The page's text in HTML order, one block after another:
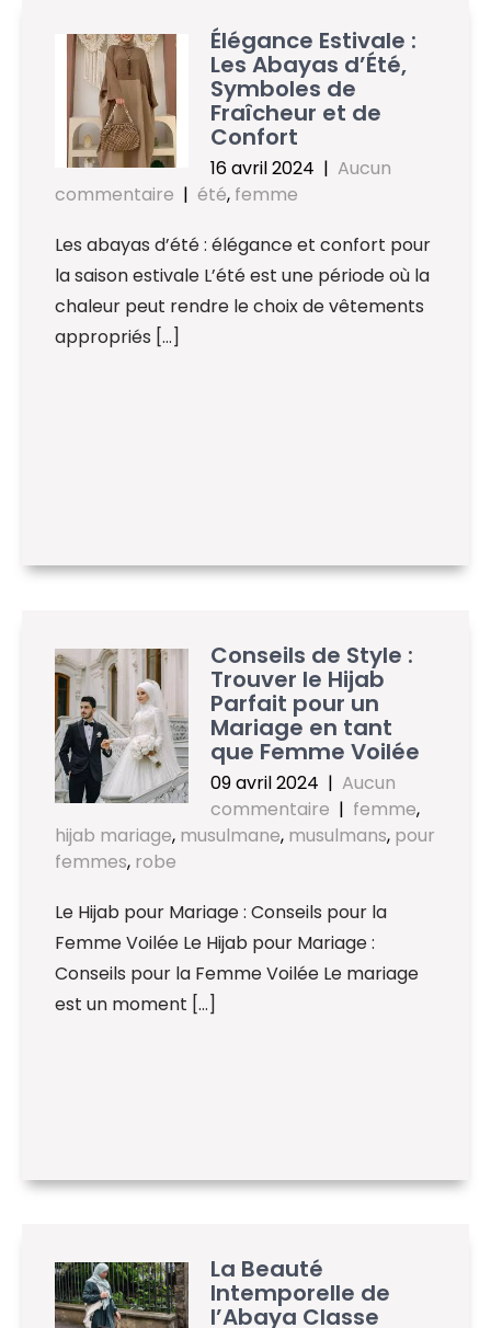
Élégance Estivale :
Les Abayas d’Été,
Symboles de
Fraîcheur et de
Confort
16 avril 2024 | Aucun
commentaire | été, femme
Les abayas d’été : élégance et confort pour
la saison estivale L’été est une période où la
chaleur peut rendre le choix de vêtements
appropriés […]
Conseils de Style :
Trouver le Hijab
Parfait pour un
Mariage en tant
que Femme Voilée
09 avril 2024 | Aucun
commentaire | femme,
hijab mariage, musulmane, musulmans, pour
femmes, robe
Le Hijab pour Mariage : Conseils pour la
Femme Voilée Le Hijab pour Mariage :
Conseils pour la Femme Voilée Le mariage
est un moment […]
La Beauté
Intemporelle de
l’Abaya Classe